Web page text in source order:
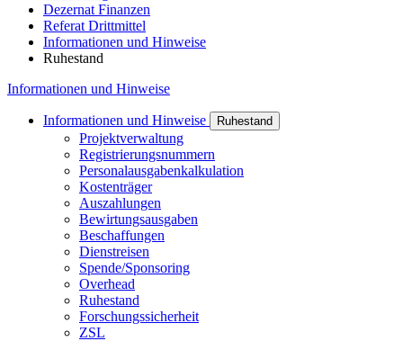
Dezernat Finanzen
Referat Drittmittel
Informationen und Hinweise
Ruhestand
Informationen und Hinweise
Informationen und Hinweise Ruhestand
Projektverwaltung
Registrierungsnummern
Personalausgabenkalkulation
Kostenträger
Auszahlungen
Bewirtungsausgaben
Beschaffungen
Dienstreisen
Spende/Sponsoring
Overhead
Ruhestand
Forschungssicherheit
ZSL